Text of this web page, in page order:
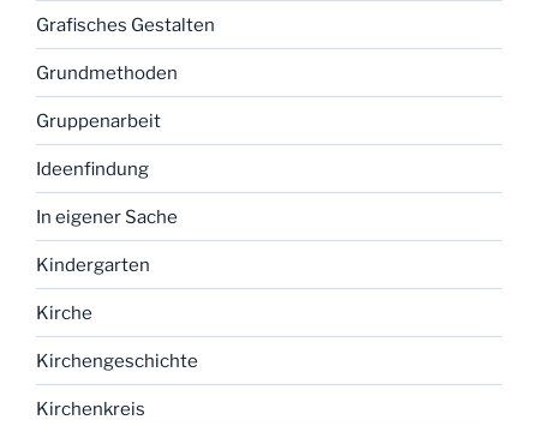
Grafisches Gestalten
Grundmethoden
Gruppenarbeit
Ideenfindung
In eigener Sache
Kindergarten
Kirche
Kirchengeschichte
Kirchenkreis